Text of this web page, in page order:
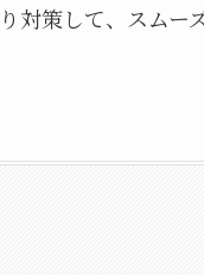
対策して、スムー